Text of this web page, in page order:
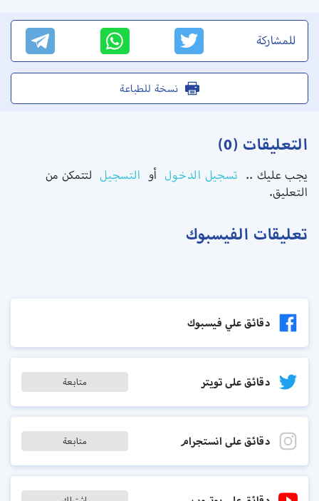
للمشاركة
نسخة للطباعة
التعليقات (0)
يجب عليك .. تسجيل الدخول أو التسجيل لتتمكن من
التعليق.
تعليقات الفيسبوك
دقائق علي فيسبوك
دقائق على تويتر متابعة
دقائق على انستجرام متابعة